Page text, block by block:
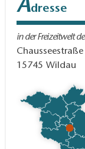
Adresse
in der Freizeitwelt
Chausseestraße
15745 Wildau